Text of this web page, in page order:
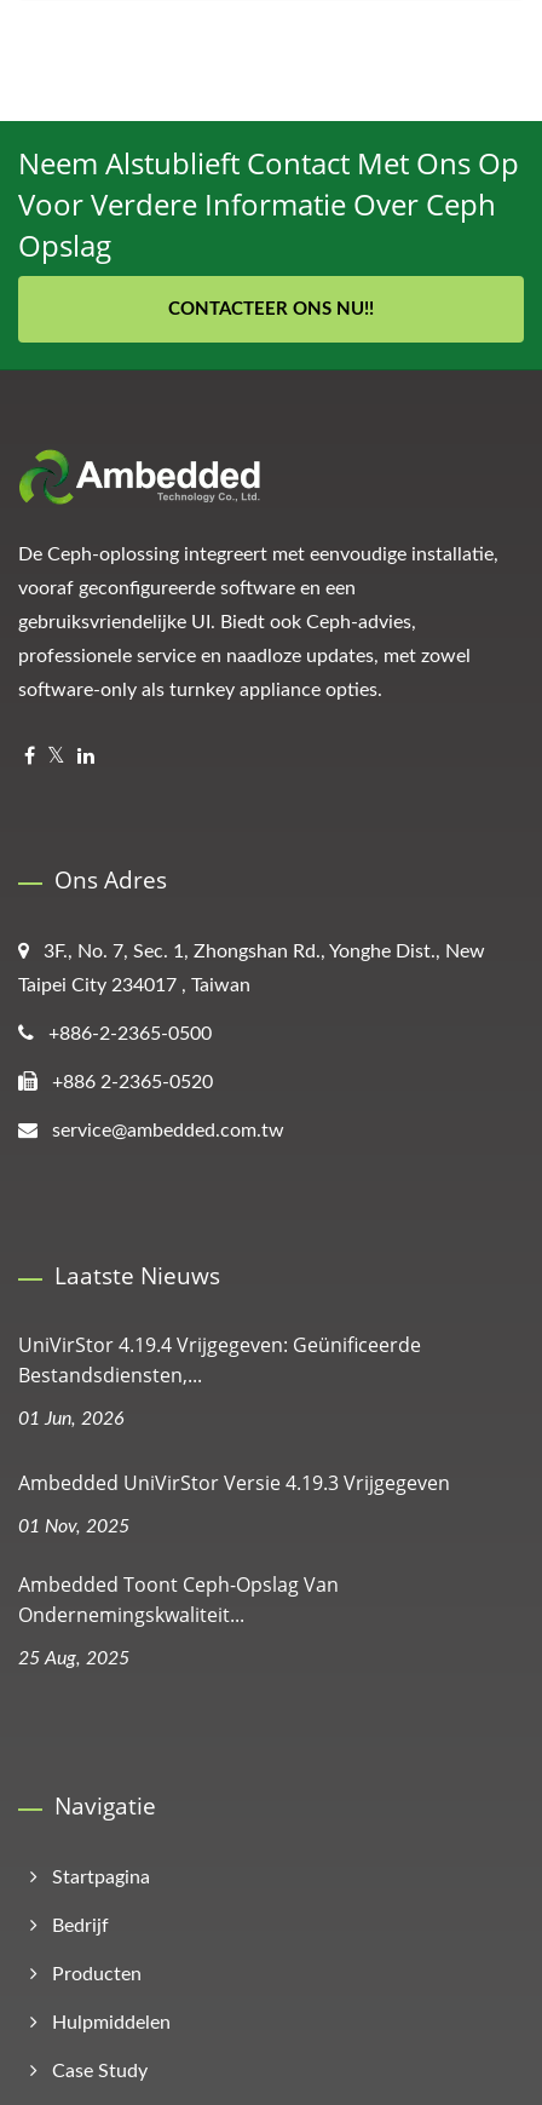
Neem Alstublieft Contact Met Ons Op
Voor Verdere Informatie Over Ceph
Opslag
CONTACTEER ONS NU!!
De Ceph-oplossing integreert met eenvoudige installatie,
vooraf geconfigureerde software en een
gebruiksvriendelijke UI. Biedt ook Ceph-advies,
professionele service en naadloze updates, met zowel
software-only als turnkey appliance opties.
Ons Adres
3F., No. 7, Sec. 1, Zhongshan Rd., Yonghe Dist., New
Taipei City 234017 , Taiwan
+886-2-2365-0500
+886 2-2365-0520
service@ambedded.com.tw
Laatste Nieuws
UniVirStor 4.19.4 Vrijgegeven: Geünificeerde
Bestandsdiensten,...
01 Jun, 2026
Ambedded UniVirStor Versie 4.19.3 Vrijgegeven
01 Nov, 2025
Ambedded Toont Ceph-Opslag Van
Ondernemingskwaliteit...
25 Aug, 2025
Navigatie
Startpagina
Bedrijf
Producten
Hulpmiddelen
Case Study